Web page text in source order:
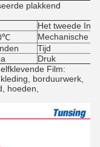
plakkend
Het tweede
Mechanische
Tijd
Druk
Film:
borduurwerk,
hoeden,